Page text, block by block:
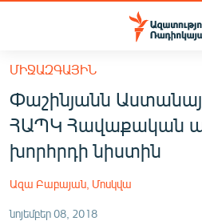
Մատչելիության
հիմնական
բովանդակությանը
Անցնել
հիմնական
մենյուին
ՀԱՅԱՍՏԱՆ
ՔԱՂԱՔԱԿԱՆ
ՄԻՋԱԶԳԱՅԻՆ
Փաշինյանն
ՀԱՊԿ Հավաքական
խորհրդի նիստին
Ազա Բաբայան, Մոսկվա
նոյեմբեր 08, 2018